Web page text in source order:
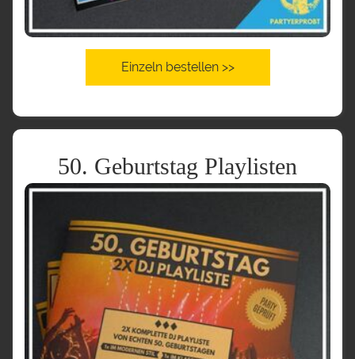
Einzeln bestellen >>
50. Geburtstag Playlisten